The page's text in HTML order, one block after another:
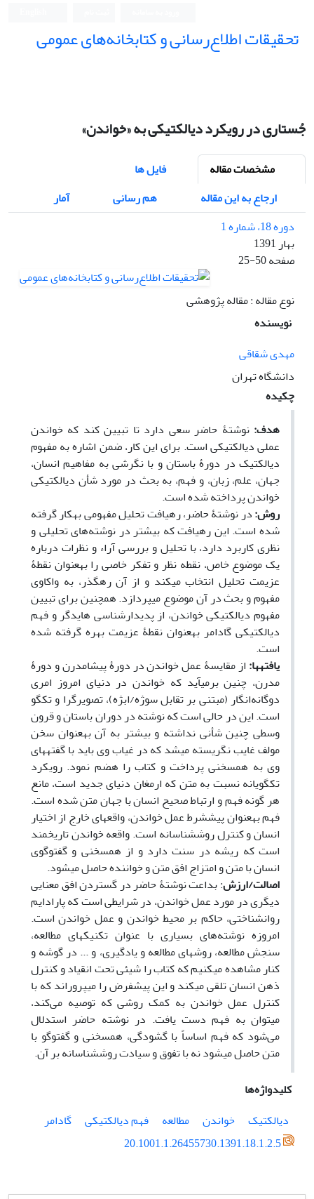
تحقیقات اطلاع‌رسانی و کتابخانه‌های عمومی
جُستاری در رویکرد دیالکتیکی به «خواندن»
مشخصات مقاله
فایل ها
ارجاع به این مقاله
هم رسانی
آمار
دوره 18، شماره 1
بهار 1391
صفحه25-50
نوع مقاله : مقاله پژوهشی
نویسنده
مهدی شقاقی
دانشگاه تهران
چکیده
هدف: نوشتۀ حاضر سعی دارد تا تبیین کند که خواندن
عملی دیالکتیکی است. برای این کار، ضمن اشاره به مفهوم
دیالکتیک در دورۀ باستان و با نگرشی به مفاهیم انسان،
جهان، علم، زبان، و فهم، به بحث در مورد شأن دیالکتیکی
خواندن پرداخته شده است.
روش:در نوشتۀ حاضر، رهیافت تحلیل مفهومی به⁮کار گرفته
شده است. این رهیافت که بیشتر در نوشته‌های تحلیلی و
نظری کاربرد دارد، با تحلیل و بررسی آراء و نظرات درباره
یک موضوع خاص، نقطه نظر و تفکر خاصی را به⁮عنوان نقطۀ
عزیمت تحلیل انتخاب می⁮کند و از آن رهگذر، به واکاوی
مفهوم و بحث در آن موضوع می⁮پردازد. همچنین برای تبیین
مفهوم دیالکتیکی خواندن، از پدیدارشناسی هایدگر و فهم
دیالکتیکی گادامر به⁮عنوان نقطۀ عزیمت بهره گرفته شده
است.
یافته⁮ها: از مقایسۀ عمل خواندن در دورۀ پیشامدرن و دورۀ
مدرن، چنین برمی⁮آید که خواندن در دنیای امروز امری
دوگانه‌انگار (مبتنی بر تقابل سوژه/ابژه)، تصویرگرا و تک⁮گو
است. این در حالی است که نوشته در دوران باستان و قرون
وسطی چنین شأنی نداشته و بیشتر به آن به⁮عنوان سخن
مولف غایب نگریسته می⁮شد که در غیاب وی باید با گفته⁮های
وی به همسخنی پرداخت و کتاب را هضم نمود. رویکرد
تک⁮گویانه نسبت به متن که ارمغان دنیای جدید است، مانع
هر گونه فهم و ارتباط صحیح انسان با جهان متن شده است.
فهم به⁮عنوان پیش⁮شرط عمل خواندن، واقعه⁮ای خارج از اختیار
انسان و کنترل روش⁮شناسانه است. واقعه خواندن تاریخمند
است که ریشه در سنت دارد و از همسخنی و گفت⁮وگوی
انسان با متن و امتزاج افق متن و خواننده حاصل می⁮شود.
اصالت/ارزش: بداعت نوشتۀ حاضر در گستردن افق معنایی
دیگری در مورد عمل خواندن، در شرایطی است که پارادایم
روانشناختی، حاکم بر محیط خواندن و عمل خواندن است.
امروزه نوشته‌های بسیاری با عنوان تکنیک⁮های مطالعه،
سنجش مطالعه، روش⁮های مطالعه و یادگیری، و ... در گوشه و
کنار مشاهده می⁮کنیم که کتاب را شیئی تحت انقیاد و کنترل
ذهن انسان تلقی می⁮کند و این پیش⁮فرض را می⁮پروراند که با
کنترل عمل خواندن به کمک روشی که توصیه می‌کند،
می⁮توان به فهم دست یافت. در نوشته حاضر استدلال
می‌شود که فهم اساساً با گشودگی، همسخنی و گفت⁮وگو با
متن حاصل می⁮شود نه با تفوق و سیادت روش⁮شناسانه بر آن.
کلیدواژه‌ها
دیالکتیک
خواندن مطالعه فهم دیالکتیکی
گادامر
20.1001.1.26455730.1391.18.1.2.5